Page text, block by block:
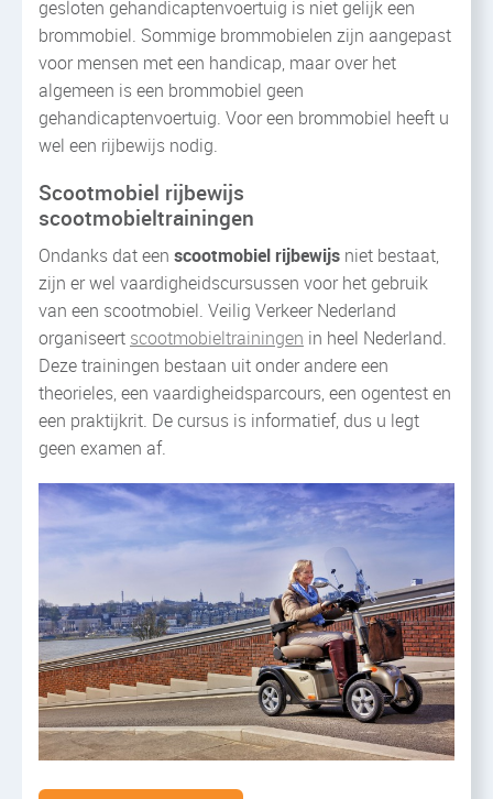
gesloten gehandicaptenvoertuig is niet gelijk een
brommobiel. Sommige brommobielen zijn aangepast
voor mensen met een handicap, maar over het
algemeen is een brommobiel geen
gehandicaptenvoertuig. Voor een brommobiel heeft u
wel een rijbewijs nodig.
Scootmobiel rijbewijs
scootmobieltrainingen
Ondanks dat een scootmobiel rijbewijs niet bestaat,
zijn er wel vaardigheidscursussen voor het gebruik
van een scootmobiel. Veilig Verkeer Nederland
organiseert scootmobieltrainingen in heel Nederland.
Deze trainingen bestaan uit onder andere een
theorieles, een vaardigheidsparcours, een ogentest en
een praktijkrit. De cursus is informatief, dus u legt
geen examen af.